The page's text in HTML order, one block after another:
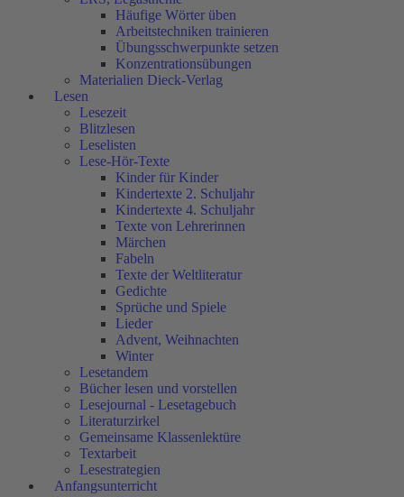
Häufige Wörter üben
Arbeitstechniken trainieren
Übungsschwerpunkte setzen
Konzentrationsübungen
Materialien Dieck-Verlag
Lesen
Lesezeit
Blitzlesen
Leselisten
Lese-Hör-Texte
Kinder für Kinder
Kindertexte 2. Schuljahr
Kindertexte 4. Schuljahr
Texte von Lehrerinnen
Märchen
Fabeln
Texte der Weltliteratur
Gedichte
Sprüche und Spiele
Lieder
Advent, Weihnachten
Winter
Lesetandem
Bücher lesen und vorstellen
Lesejournal - Lesetagebuch
Literaturzirkel
Gemeinsame Klassenlektüre
Textarbeit
Lesestrategien
Anfangsunterricht